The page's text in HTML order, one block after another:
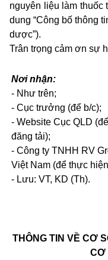
nguyên liệu làm thuốc
dung “Công bố thông
dược”).
Trân trọng cảm ơn sự
Nơi nhận:
- Như trên;
- Cục trưởng (để b/c);
- Website Cục QLD (để
đăng tải);
- Công ty TNHH RV
Việt Nam (để thực
- Lưu: VT, KD (Th).
THÔNG TIN VỀ CƠ
CƠ